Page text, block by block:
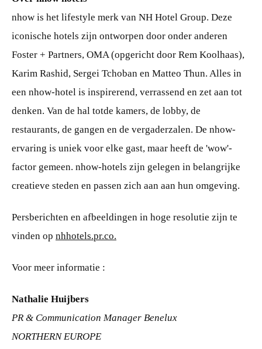
nhow is het lifestyle merk van NH Hotel Group. Deze
iconische hotels zijn ontworpen door onder anderen
Foster + Partners, OMA (opgericht door Rem Koolhaas),
Karim Rashid, Sergei Tchoban en Matteo Thun. Alles in
een nhow-hotel is inspirerend, verrassend en zet aan tot
denken. Van de hal totde kamers, de lobby, de
restaurants, de gangen en de vergaderzalen. De nhow-
ervaring is uniek voor elke gast, maar heeft de 'wow'-
factor gemeen. nhow-hotels zijn gelegen in belangrijke
creatieve steden en passen zich aan aan hun omgeving.
Persberichten en afbeeldingen in hoge resolutie zijn te
vinden op nhhotels.pr.co.
Voor meer informatie :
Nathalie Huijbers
PR & Communication Manager Benelux
NORTHERN EUROPE